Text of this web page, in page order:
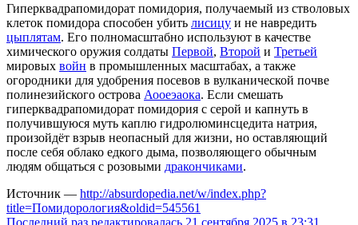
Гиперквадрапомидорат помидория, получаемый из стволовых
клеток помидора способен убить лисицу и не навредить
цыплятам. Его полномасштабно используют в качестве
химического оружия солдаты Первой, Второй и Третьей
мировых войн в промышленных масштабах, а также
огородники для удобрения посевов в вулканической почве
полинезийского острова Аооеэаока. Если смешать
гиперквадрапомидорат помидория с серой и капнуть в
получившуюся муть каплю гидролюминсцедита натрия,
произойдёт взрыв неопасный для жизни, но оставляющий
после себя облако едкого дыма, позволяющего обычным
людям общаться с розовыми дракончиками.
Источник — http://absurdopedia.net/w/index.php?
title=Помидорология&oldid=545561
Последний раз редактировалась 21 сентября 2025 в 23:31